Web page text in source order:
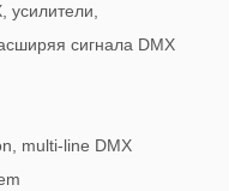
усилители,
сигнала DMX
multi-line DMX